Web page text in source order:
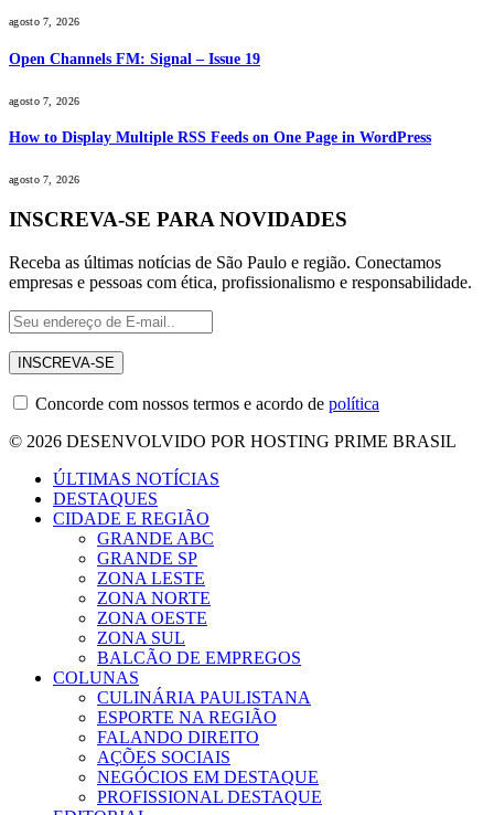
agosto 7, 2026
Open Channels FM: Signal – Issue 19
agosto 7, 2026
How to Display Multiple RSS Feeds on One Page in WordPress
agosto 7, 2026
INSCREVA-SE PARA NOVIDADES
Receba as últimas notícias de São Paulo e região. Conectamos
empresas e pessoas com ética, profissionalismo e responsabilidade.
Concorde com nossos termos e acordo de política
© 2026 DESENVOLVIDO POR HOSTING PRIME BRASIL
ÚLTIMAS NOTÍCIAS
DESTAQUES
CIDADE E REGIÃO
GRANDE ABC
GRANDE SP
ZONA LESTE
ZONA NORTE
ZONA OESTE
ZONA SUL
BALCÃO DE EMPREGOS
COLUNAS
CULINÁRIA PAULISTANA
ESPORTE NA REGIÃO
FALANDO DIREITO
AÇÕES SOCIAIS
NEGÓCIOS EM DESTAQUE
PROFISSIONAL DESTAQUE